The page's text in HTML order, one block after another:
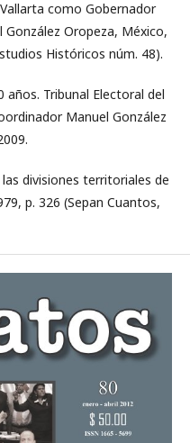
como Gobernador
González Oropeza, México,
Históricos núm. 48).
Tribunal Electoral del
Manuel González
divisiones territoriales de
p. 326 (Sepan Cuantos,